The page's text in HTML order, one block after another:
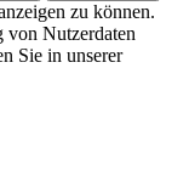
zu können.
von Nutzerdaten
Sie in unserer